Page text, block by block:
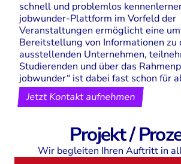
schnell und problemlos
jobwunder-Plattform im Vorfeld der
Veranstaltungen ermöglicht eine
Bereitstellung von Informationen zu
ausstellenden Unternehmen,
Studierenden und über das
jobwunder“ ist dabei fast schon für
Jetzt Kontakt aufnehmen
Projekt /
Wir begleiten Ihren Auftritt in